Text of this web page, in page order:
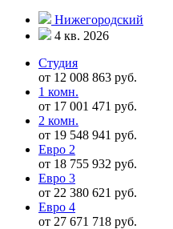
Нижегородский
4 кв. 2026
Студия
от 12 008 863 руб.
1 комн.
от 17 001 471 руб.
2 комн.
от 19 548 941 руб.
Евро 2
от 18 755 932 руб.
Евро 3
от 22 380 621 руб.
Евро 4
от 27 671 718 руб.